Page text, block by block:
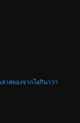
ล่าสยองจากโอกินาว่า